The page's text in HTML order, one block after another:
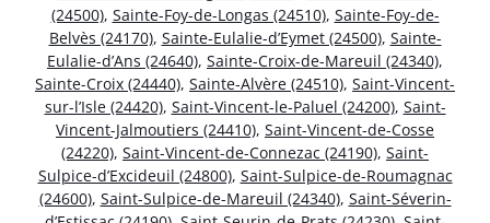
(24500), Sainte-Foy-de-Longas (24510), Sainte-Foy-de-
Belvès (24170), Sainte-Eulalie-d’Eymet (24500), Sainte-
Eulalie-d’Ans (24640), Sainte-Croix-de-Mareuil (24340),
Sainte-Croix (24440), Sainte-Alvère (24510), Saint-Vincent-
sur-l’Isle (24420), Saint-Vincent-le-Paluel (24200), Saint-
Vincent-Jalmoutiers (24410), Saint-Vincent-de-Cosse
(24220), Saint-Vincent-de-Connezac (24190), Saint-
Sulpice-d’Excideuil (24800), Saint-Sulpice-de-Roumagnac
(24600), Saint-Sulpice-de-Mareuil (24340), Saint-Séverin-